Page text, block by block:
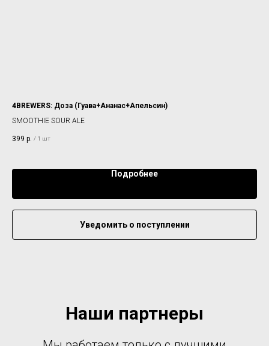
4BREWERS: Доза (Гуава+Ананас+Апельсин)
SMOOTHIE SOUR ALE
399 р. / 1 шт
Подробнее
Уведомить о поступлении
Наши партнеры